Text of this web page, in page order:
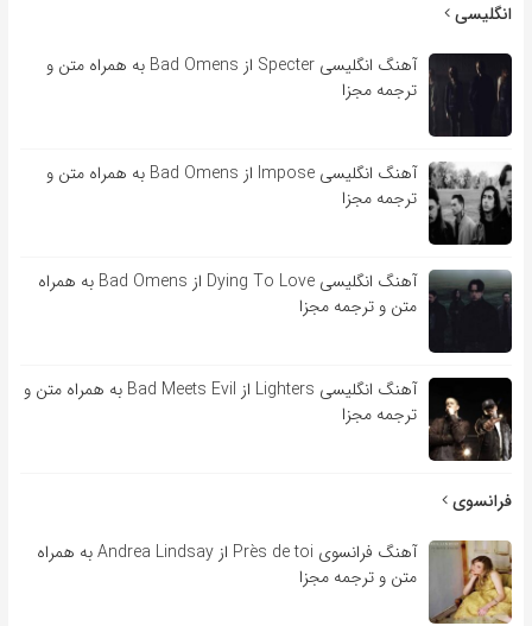
انگلیسی
آهنگ انگلیسی Specter از Bad Omens به همراه متن و
ترجمه مجزا
آهنگ انگلیسی Impose از Bad Omens به همراه متن و
ترجمه مجزا
آهنگ انگلیسی Dying To Love از Bad Omens به همراه
متن و ترجمه مجزا
آهنگ انگلیسی Lighters از Bad Meets Evil به همراه متن و
ترجمه مجزا
فرانسوی
آهنگ فرانسوی Près de toi از Andrea Lindsay به همراه
متن و ترجمه مجزا